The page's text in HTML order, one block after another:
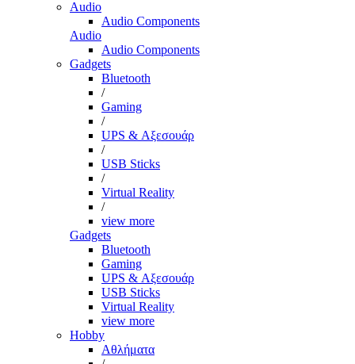
Audio
Audio Components
Audio
Audio Components
Gadgets
Bluetooth
/
Gaming
/
UPS & Αξεσουάρ
/
USB Sticks
/
Virtual Reality
/
view more
Gadgets
Bluetooth
Gaming
UPS & Αξεσουάρ
USB Sticks
Virtual Reality
view more
Hobby
Αθλήματα